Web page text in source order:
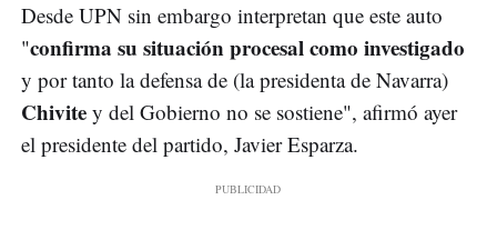
Desde UPN sin embargo interpretan que este auto
"confirma su situación procesal como investigado
y por tanto la defensa de (la presidenta de Navarra)
Chivite y del Gobierno no se sostiene", afirmó ayer
el presidente del partido, Javier Esparza.